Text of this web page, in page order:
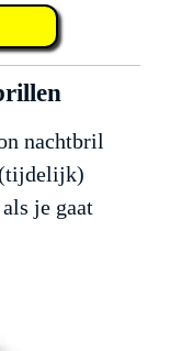
nachtbril
(tijdelijk)
je gaat